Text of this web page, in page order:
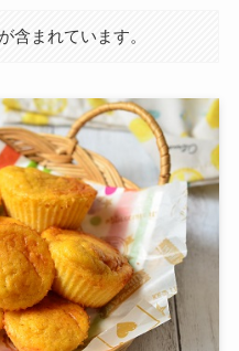
含まれています。